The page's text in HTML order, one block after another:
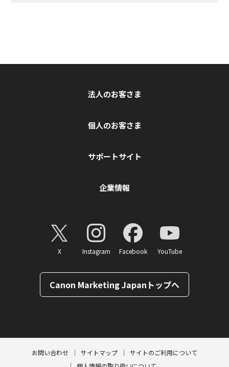
法人のお客さま
個人のお客さま
サポートサイト
企業情報
X Instagram Facebook YouTube
Canon Marketing Japanトップへ
お問い合わせ サイトマップ
サイトのご利用について